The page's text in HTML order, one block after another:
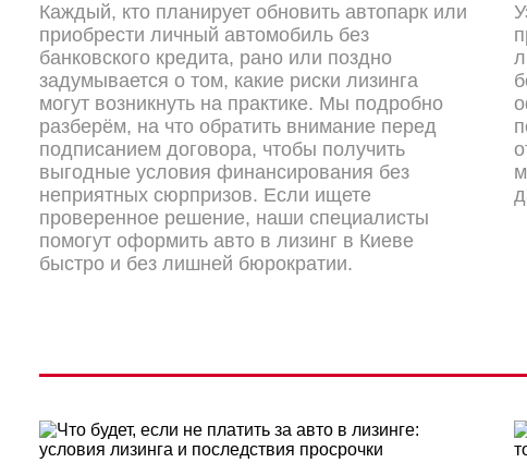
Каждый, кто планирует обновить автопарк или
приобрести личный автомобиль без
банковского кредита, рано или поздно
задумывается о том, какие риски лизинга
могут возникнуть на практике. Мы подробно
разберём, на что обратить внимание перед
подписанием договора, чтобы получить
выгодные условия финансирования без
неприятных сюрпризов. Если ищете
проверенное решение, наши специалисты
помогут оформить авто в лизинг в Киеве
быстро и без лишней бюрократии.